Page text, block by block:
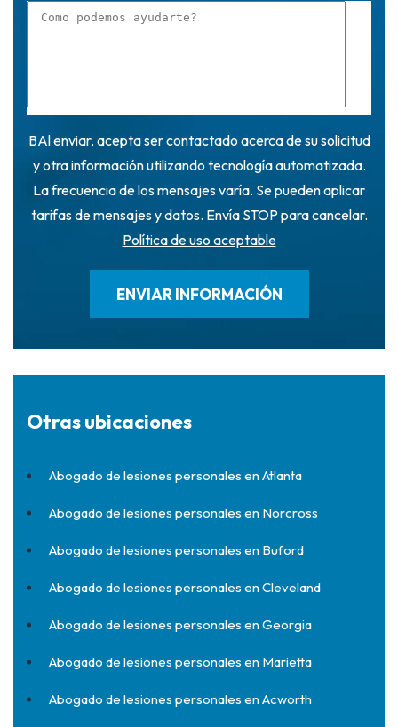
BAl enviar, acepta ser contactado acerca de su solicitud
y otra información utilizando tecnología automatizada.
La frecuencia de los mensajes varía. Se pueden aplicar
tarifas de mensajes y datos. Envía STOP para cancelar.
Política de uso aceptable
Otras ubicaciones
Abogado de lesiones personales en Atlanta
Abogado de lesiones personales en Norcross
Abogado de lesiones personales en Buford
Abogado de lesiones personales en Cleveland
Abogado de lesiones personales en Georgia
Abogado de lesiones personales en Marietta
Abogado de lesiones personales en Acworth